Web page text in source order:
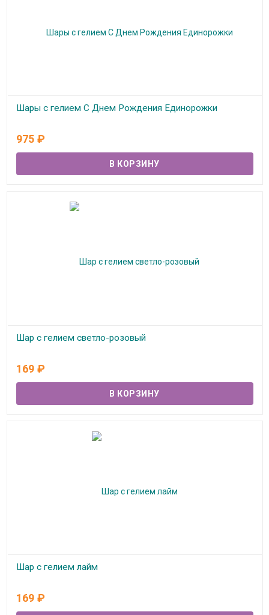
Шары с гелием С Днем Рождения Единорожки
975 ₽
Шар с гелием светло-розовый
169 ₽
Шар с гелием лайм
169 ₽